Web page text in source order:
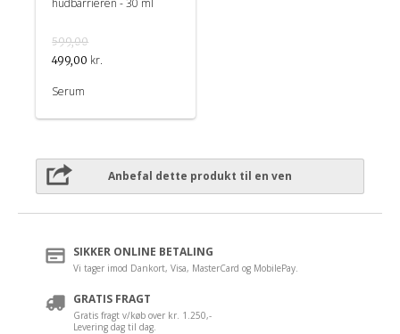
hudbarrieren - 30 ml
599,00
499,00 kr.
Serum
Anbefal dette produkt til en ven
SIKKER ONLINE BETALING
Vi tager imod Dankort, Visa, MasterCard og MobilePay.
GRATIS FRAGT
Gratis fragt v/køb over kr. 1.250,-
Levering dag til dag.